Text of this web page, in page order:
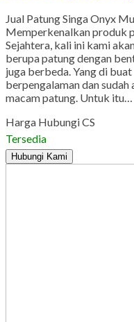
Jual Patung Singa Onyx
Memperkenalkan produk
Sejahtera, kali ini kami
berupa patung dengan
juga berbeda. Yang di
berpengalaman dan
macam patung. Untuk itu…
Harga Hubungi CS
Tersedia
Hubungi Kami